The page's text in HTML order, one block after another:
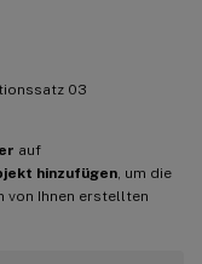
auf
hinzufügen , um die
von Ihnen erstellten